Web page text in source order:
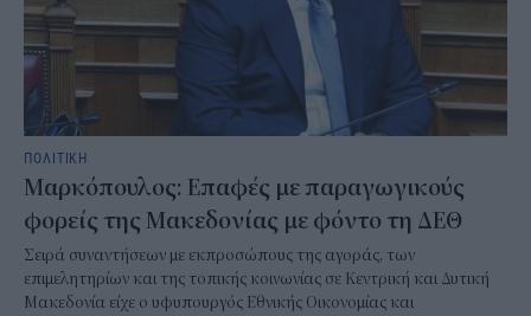
ΠΟΛΙΤΙΚΗ
Μαρκόπουλος: Επαφές με παραγωγικούς
φορείς της Μακεδονίας με φόντο τη ΔΕΘ
Σειρά συναντήσεων με εκπροσώπους της αγοράς, των
επιμελητηρίων και της τοπικής κοινωνίας σε Κεντρική και Δυτική
Μακεδονία είχε ο υφυπουργός Εθνικής Οικονομίας και